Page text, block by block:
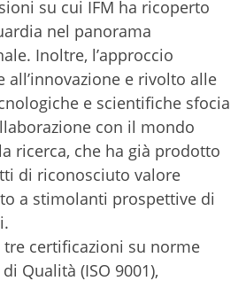
su cui IFM ha ricoperto
nel panorama
Inoltre, l’approccio
all’innovazione e rivolto alle
e scientifiche sfocia
con il mondo
ricerca, che ha già prodotto
di riconosciuto valore
a stimolanti prospettive di
tre certificazioni su norme
Qualità (ISO 9001),